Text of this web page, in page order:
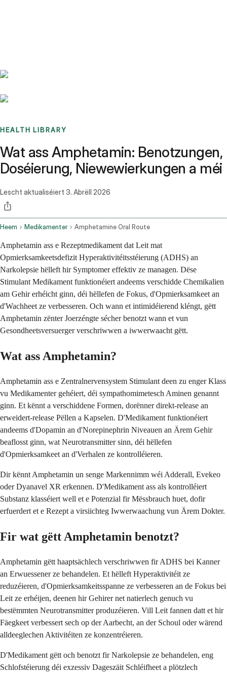
HEALTH LIBRARY
Wat ass Amphetamin: Benotzungen,
Doséierung, Niewewierkungen a méi
Lescht aktualiséiert 3. Abrëll 2026
Heem Medikamenter Amphetamine Oral Route
Amphetamin ass e Rezeptmedikament dat Leit mat
Opmierksamkeetsdefizit Hyperaktivitéitsstéierung (ADHS) an
Narkolepsie hëlleft hir Symptomer effektiv ze managen. Dëse
Stimulant Medikament funktionéiert andeems verschidde Chemikalien
am Gehir erhéicht ginn, déi hëllefen de Fokus, d'Opmierksamkeet an
d'Wachheet ze verbesseren. Och wann et intimidéierend kléngt, gëtt
Amphetamin zënter Joerzéngte sécher benotzt wann et vun
Gesondheetsversuerger verschriwwen a iwwerwaacht gëtt.
Wat ass Amphetamin?
Amphetamin ass e Zentralnervensystem Stimulant deen zu enger Klass
vu Medikamenter gehéiert, déi sympathomimetesch Aminen genannt
ginn. Et kënnt a verschiddene Formen, dorënner direkt-release an
erweidert-release Pëllen a Kapselen. D'Medikament funktionéiert
andeems d'Dopamin an d'Norepinephrin Niveauen an Ärem Gehir
beaflosst ginn, wat Neurotransmitter sinn, déi hëllefen
d'Opmierksamkeet an d'Verhalen ze kontrolléieren.
Dir kënnt Amphetamin un senge Markennimm wéi Adderall, Evekeo
oder Dyanavel XR erkennen. D'Medikament ass als kontrolléiert
Substanz klasséiert well et e Potenzial fir Mëssbrauch huet, dofir
erfuerdert et e Rezept a virsiichteg Iwwerwaachung vun Ärem Dokter.
Fir wat gëtt Amphetamin benotzt?
Amphetamin gëtt haaptsächlech verschriwwen fir ADHS bei Kanner
an Erwuessener ze behandelen. Et hëlleft Hyperaktivitéit ze
reduzéieren, d'Opmierksamkeitsspanne ze verbesseren an de Fokus bei
Leit ze erhéijen, deenen hir Gehirer net natierlech genuch vu
bestëmmten Neurotransmitter produzéieren. Vill Leit fannen datt et hir
Fäegkeet verbessert sech op der Aarbecht, an der Schoul oder wärend
alldeeglechen Aktivitéiten ze konzentréieren.
D'Medikament gëtt och benotzt fir Narkolepsie ze behandelen, eng
Schlofstéierung déi exzessiv Dageszäit Schléifheet a plötzlech